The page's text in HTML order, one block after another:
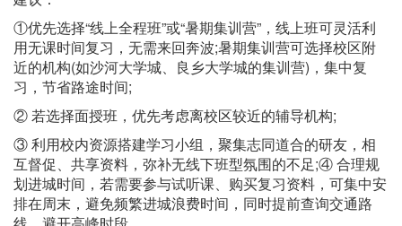
①优先选择“线上全程班”或“暑期集训营”，线上班可灵活利
用无课时间复习，无需来回奔波;暑期集训营可选择校区附
近的机构(如沙河大学城、良乡大学城的集训营)，集中复
习，节省路途时间;
② 若选择面授班，优先考虑离校区较近的辅导机构;
③ 利用校内资源搭建学习小组，聚集志同道合的研友，相
互督促、共享资料，弥补无线下班型氛围的不足;④ 合理规
划进城时间，若需要参与试听课、购买复习资料，可集中安
排在周末，避免频繁进城浪费时间，同时提前查询交通路